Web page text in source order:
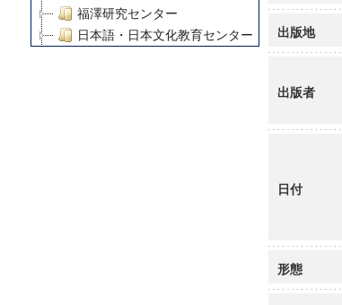
福澤研究センター
日本語・日本文化教育センター
デジタルメディア・コンテンツ統合研究センタ
慶應義塾大学グローバルCOEプログラム市民
慶應義塾大学グローバルCOEプログラム論理
博士課程教育リーディングプログラム「超成
出版地
出版者
日付
形態